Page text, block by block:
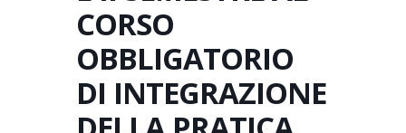
CORSO
OBBLIGATORIO
DI INTEGRAZIONE